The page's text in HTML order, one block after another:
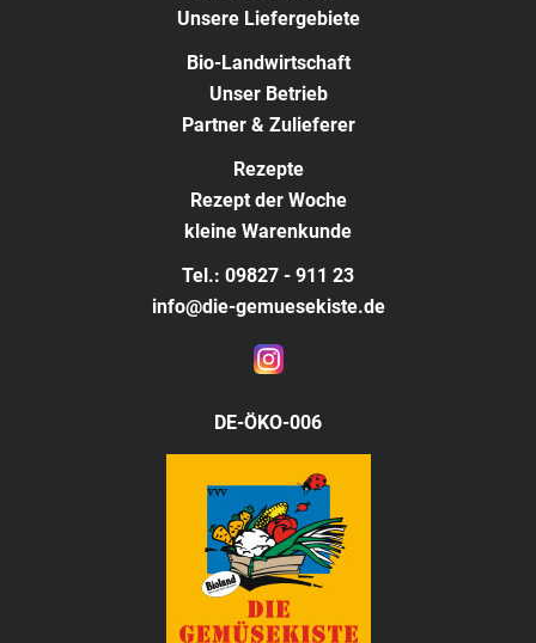
Unsere Liefergebiete
Bio-Landwirtschaft
Unser Betrieb
Partner & Zulieferer
Rezepte
Rezept der Woche
kleine Warenkunde
Tel.: 09827 - 911 23
info@die-gemuesekiste.de
DE-ÖKO-006